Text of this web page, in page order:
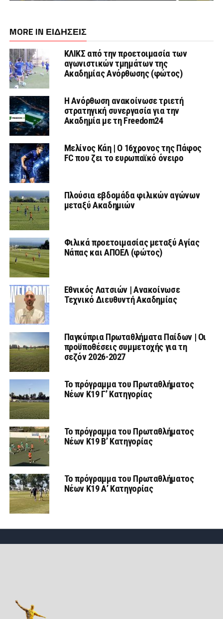
MORE IN ΕΙΔΗΣΕΙΣ
ΚΛΙΚΣ από την προετοιμασία των
αγωνιστικών τμημάτων της
Ακαδημίας Ανόρθωσης (φώτος)
Η Ανόρθωση ανακοίνωσε τριετή
στρατηγική συνεργασία για την
Ακαδημία με τη Freedom24
Μελίνος Κάη | Ο 16χρονος της Πάφος
FC που ζει το ευρωπαϊκό όνειρο
Πλούσια εβδομάδα φιλικών αγώνων
μεταξύ Ακαδημιών
Φιλικά προετοιμασίας μεταξύ Αγίας
Νάπας και ΑΠΟΕΛ (φώτος)
Εθνικός Λατσιών | Ανακοίνωσε
Τεχνικό Διευθυντή Ακαδημίας
Παγκύπρια Πρωταθλήματα Παίδων | Οι
προϋποθέσεις συμμετοχής για τη
σεζόν 2026-2027
Το πρόγραμμα του Πρωταθλήματος
Νέων Κ19 Γ’ Κατηγορίας
Το πρόγραμμα του Πρωταθλήματος
Νέων Κ19 Β’ Κατηγορίας
Το πρόγραμμα του Πρωταθλήματος
Νέων Κ19 Α’ Κατηγορίας